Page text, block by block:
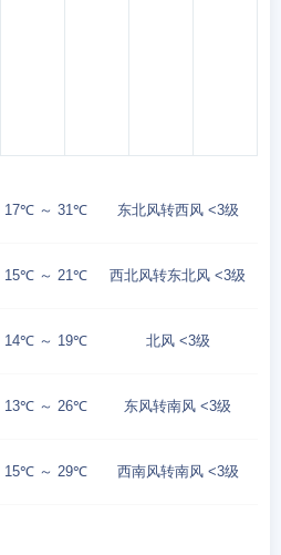
17℃ ～ 31℃ 东北风转西风 <3级
15℃ ～ 21℃ 西北风转东北风 <3级
14℃ ～ 19℃ 北风 <3级
13℃ ～ 26℃ 东风转南风 <3级
15℃ ～ 29℃ 西南风转南风 <3级